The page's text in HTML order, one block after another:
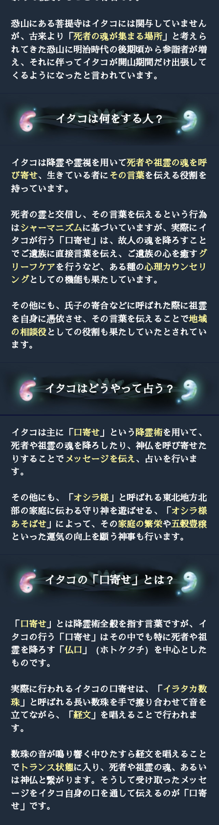
恐山にある菩提寺はイタコには関与していません
が、古来より「死者の魂が集まる場所」と考えら
れてきた恐山に明治時代の後期頃から参詣者が増
え、それに伴ってイタコが開山期間だけ出張して
くるようになったと言われています。
イタコは何をする人？
イタコは降霊や霊視を用いて死者や祖霊の魂を呼
び寄せ、生きている者にその言葉を伝える役割を
持っています。
死者の霊と交信し、その言葉を伝えるという行為
はシャーマニズムに基づいていますが、実際にイ
タコが行う「口寄せ」は、故人の魂を降ろすこと
でご遺族に直接言葉を伝え、ご遺族の心を癒すグ
リーフケアを行うなど、ある種の心理カウンセリ
ングとしての機能も果たしています。
その他にも、氏子の寄合などに呼ばれた際に祖霊
を自身に憑依させ、その言葉を伝えることで地域
の相談役としての役割も果たしていたとされてい
ます。
イタコはどうやって占う？
イタコは主に「口寄せ 」という降霊術を用いて、
死者や祖霊の魂を降ろしたり、神仏を呼び寄せた
りすることでメッセージを伝え、占いを行いま
す。
その他にも、「オシラ様」と呼ばれる東北地方北
部の家庭に伝わる守り神を遊ばせる、「オシラ様
あそばせ 」によって、その家庭の繁栄や五穀豊穣
といった運気の向上を願う神事も行います。
イタコの「口寄せ」とは？
「口寄せ 」とは降霊術全般を指す言葉ですが、イ
タコの行う「口寄せ」はその中でも特に死者や祖
霊を降ろす「仏口 」（ホトケクチ）を中心とした
ものです。
実際に行われるイタコの口寄せは、「イラタカ数
珠」と呼ばれる長い数珠を手で擦り合わせて音を
立てながら、「経文 」を唱えることで行われま
す。
数珠の音が鳴り響く中ひたすら経文を唱えること
で トランス状態に入り、死者や祖霊の魂、あるい
は神仏と繋がります。そうして受け取ったメッセ
ージをイタコ自身の口を通して伝えるのが「口寄
せ」です。